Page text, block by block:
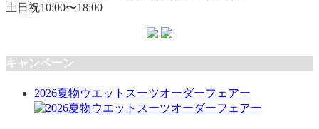
土日祝10:00〜18:00
キャンペーン
2026夏物ウエットスーツオーダーフェアー